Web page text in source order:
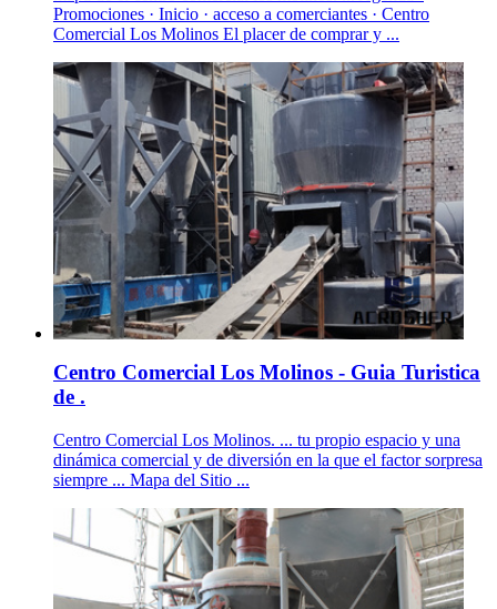
Promociones · Inicio · acceso a comerciantes · Centro
Comercial Los Molinos El placer de comprar y ...
Centro Comercial Los Molinos - Guia Turistica
de .
Centro Comercial Los Molinos. ... tu propio espacio y una
dinámica comercial y de diversión en la que el factor sorpresa
siempre ... Mapa del Sitio ...